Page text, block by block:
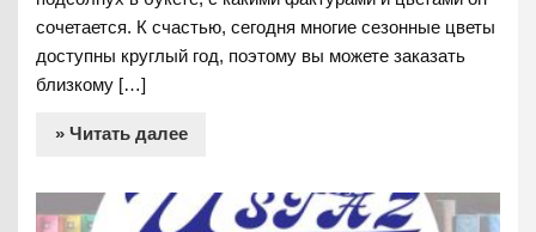
сочетается. К счастью, сегодня многие сезонные цветы
доступны круглый год, поэтому вы можете заказать
близкому […]
» Читать далее